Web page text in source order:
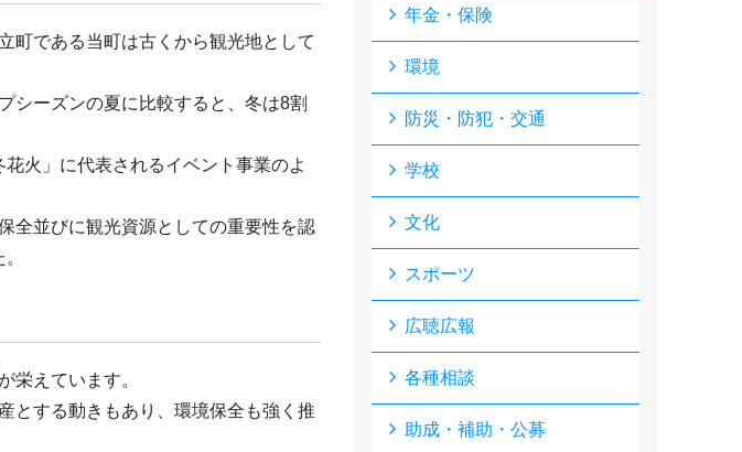
町である当町は古くから観光地として
シーズンの夏に比較すると、冬は8割
火」に代表されるイベント事業のよ
全並びに観光資源としての重要性を認
栄えています。
とする動きもあり、環境保全も強く推
年金・保険
環境
防災・防犯・交通
学校
文化
スポーツ
広聴広報
各種相談
助成・補助・公募